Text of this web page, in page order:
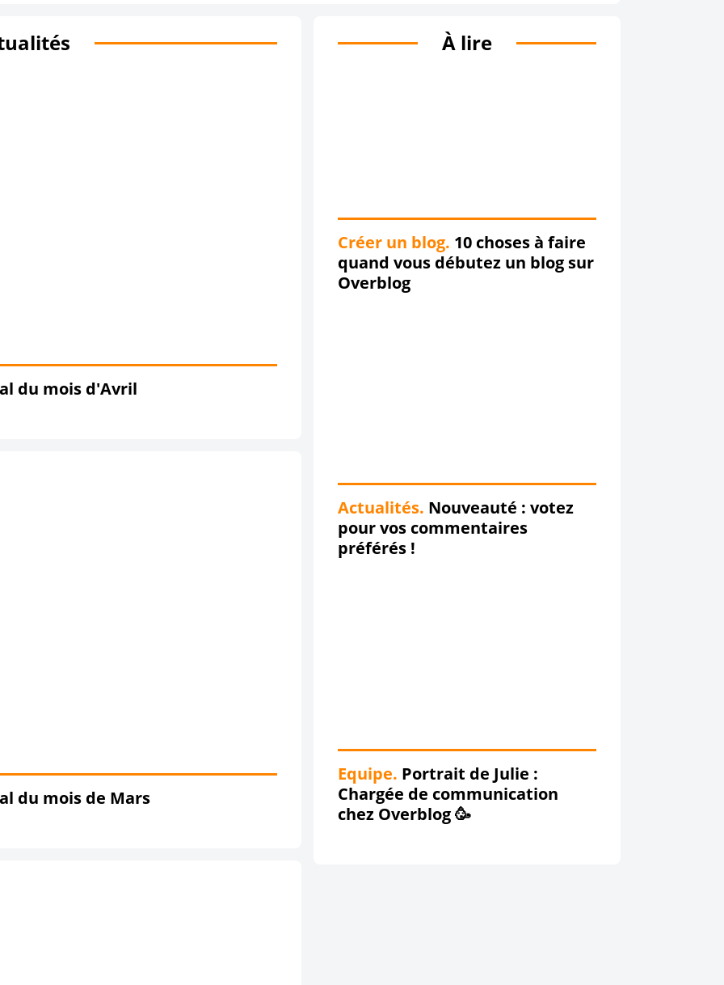
du mois d'Avril
du mois de Mars
À lire
Créer un blog. 10 choses à faire
quand vous débutez un blog sur
Overblog
Actualités. Nouveauté : votez
pour vos commentaires
préférés !
Equipe. Portrait de Julie :
Chargée de communication
chez Overblog 🥳